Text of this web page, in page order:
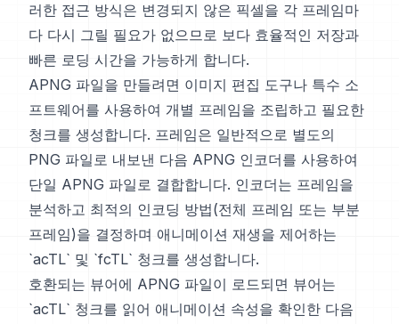
러한 접근 방식은 변경되지 않은 픽셀을 각 프레임마
다 다시 그릴 필요가 없으므로 보다 효율적인 저장과
빠른 로딩 시간을 가능하게 합니다.
APNG 파일을 만들려면 이미지 편집 도구나 특수 소
프트웨어를 사용하여 개별 프레임을 조립하고 필요한
청크를 생성합니다. 프레임은 일반적으로 별도의
PNG 파일로 내보낸 다음 APNG 인코더를 사용하여
단일 APNG 파일로 결합합니다. 인코더는 프레임을
분석하고 최적의 인코딩 방법(전체 프레임 또는 부분
프레임)을 결정하며 애니메이션 재생을 제어하는
`acTL` 및 `fcTL` 청크를 생성합니다.
호환되는 뷰어에 APNG 파일이 로드되면 뷰어는
`acTL` 청크를 읽어 애니메이션 속성을 확인한 다음